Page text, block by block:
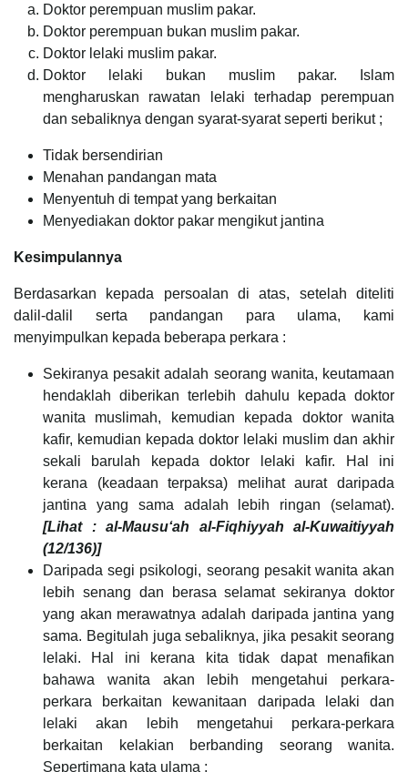
Doktor perempuan muslim pakar.
Doktor perempuan bukan muslim pakar.
Doktor lelaki muslim pakar.
Doktor lelaki bukan muslim pakar. Islam
mengharuskan rawatan lelaki terhadap perempuan
dan sebaliknya dengan syarat-syarat seperti berikut ;
Tidak bersendirian
Menahan pandangan mata
Menyentuh di tempat yang berkaitan
Menyediakan doktor pakar mengikut jantina
Kesimpulannya
Berdasarkan kepada persoalan di atas, setelah diteliti
dalil-dalil serta pandangan para ulama, kami
menyimpulkan kepada beberapa perkara :
Sekiranya pesakit adalah seorang wanita, keutamaan
hendaklah diberikan terlebih dahulu kepada doktor
wanita muslimah, kemudian kepada doktor wanita
kafir, kemudian kepada doktor lelaki muslim dan akhir
sekali barulah kepada doktor lelaki kafir. Hal ini
kerana (keadaan terpaksa) melihat aurat daripada
jantina yang sama adalah lebih ringan (selamat).
[Lihat : al-Mausu‘ah al-Fiqhiyyah al-Kuwaitiyyah
(12/136)]
Daripada segi psikologi, seorang pesakit wanita akan
lebih senang dan berasa selamat sekiranya doktor
yang akan merawatnya adalah daripada jantina yang
sama. Begitulah juga sebaliknya, jika pesakit seorang
lelaki. Hal ini kerana kita tidak dapat menafikan
bahawa wanita akan lebih mengetahui perkara-
perkara berkaitan kewanitaan daripada lelaki dan
lelaki akan lebih mengetahui perkara-perkara
berkaitan kelakian berbanding seorang wanita.
Sepertimana kata ulama :